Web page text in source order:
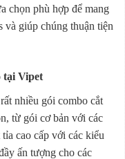
chọn phù hợp để mang
và giúp chúng thuận tiện
tại Vipet
nhiều gói combo cắt
từ gói cơ bản với các
cao cấp với các kiểu
ấn tượng cho các